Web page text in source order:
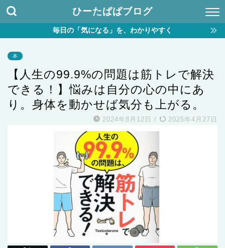
ひーたぱぱブログ
毎日の「気になる」を、わかりやすく
本
【人生の99.9%の問題は筋トレで解決
できる！】悩みは自分の心の中にあ
り。身体を動かせば気分も上がる。
2024年8月12日 / 2025年4月27日